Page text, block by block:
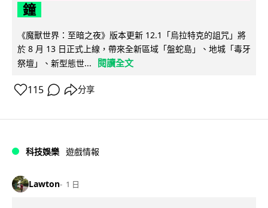
鐘
《魔獸世界：至暗之夜》版本更新 12.1「烏拉特克的詛咒」將
於 8 月 13 日正式上線，帶來全新區域「盤蛇島」、地城「毒牙
祭壇」、新型態世...
閱讀全文
115 分享
科技娛樂 遊戲情報
Lawton 1 日